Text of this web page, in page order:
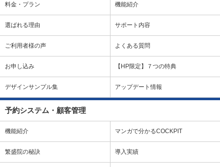
料金・プラン 機能紹介
選ばれる理由 サポート内容
ご利用者様の声 よくある質問
お申し込み 【HP限定】７つの特典
デザインサンプル集 アップデート情報
予約システム・顧客管理
機能紹介 マンガで分かるCOCKPIT
繁盛院の秘訣 導入実績